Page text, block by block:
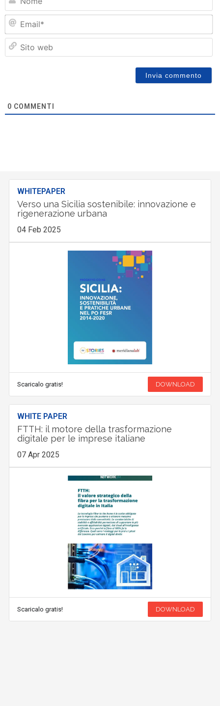
0 COMMENTI
WHITEPAPER
Verso una Sicilia sostenibile: innovazione e
rigenerazione urbana
04 Feb 2025
Scaricalo gratis! DOWNLOAD
WHITE PAPER
FTTH: il motore della trasformazione
digitale per le imprese italiane
07 Apr 2025
Scaricalo gratis! DOWNLOAD